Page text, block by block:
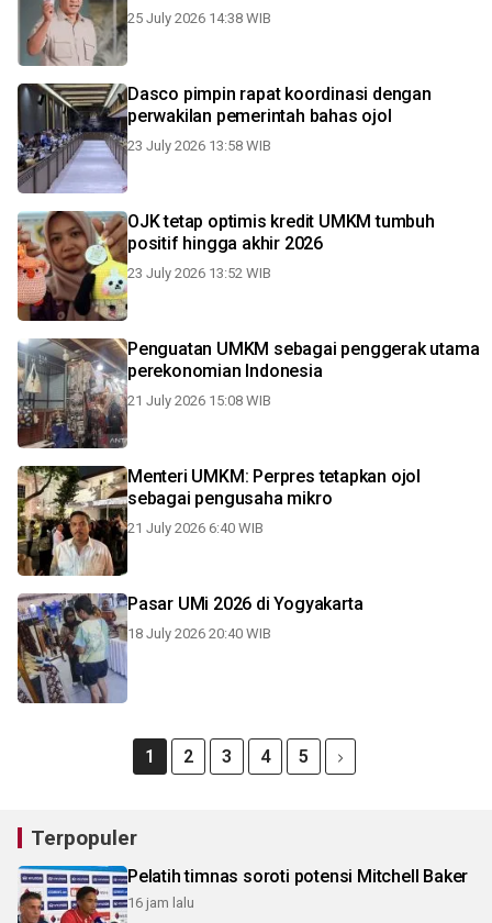
25 July 2026 14:38 WIB
Dasco pimpin rapat koordinasi dengan
perwakilan pemerintah bahas ojol
23 July 2026 13:58 WIB
OJK tetap optimis kredit UMKM tumbuh
positif hingga akhir 2026
23 July 2026 13:52 WIB
Penguatan UMKM sebagai penggerak utama
perekonomian Indonesia
21 July 2026 15:08 WIB
Menteri UMKM: Perpres tetapkan ojol
sebagai pengusaha mikro
21 July 2026 6:40 WIB
Pasar UMi 2026 di Yogyakarta
18 July 2026 20:40 WIB
1 2 3 4 5
Terpopuler
Pelatih timnas soroti potensi Mitchell Baker
16 jam lalu